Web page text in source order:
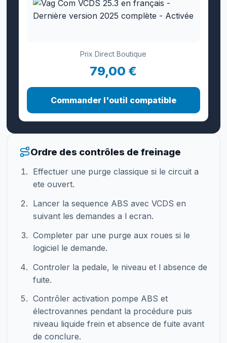
Prix Direct Boutique
79,00 €
Commander l'outil compatible
Ordre des contrôles de freinage
Effectuer une purge classique si le circuit a
ete ouvert.
Lancer la sequence ABS avec VCDS en
suivant les demandes a l ecran.
Completer par une purge aux roues si le
logiciel le demande.
Controler la pedale, le niveau et l absence de
fuite.
Contrôler activation pompe ABS et
électrovannes pendant la procédure puis
niveau liquide frein et absence de fuite avant
de conclure.